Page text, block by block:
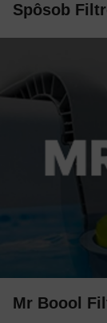
Spôsob
Mr Boool